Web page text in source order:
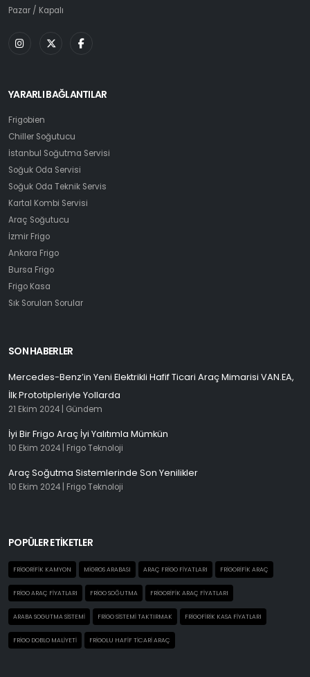
Pazar / Kapalı
YARARLI BAĞLANTILAR
Frigobien
Chiller Soğutucu
İstanbul Soğutma Servisi
Soğuk Oda Servisi
Soğuk Oda Teknik Servis
Kartal Kombi Servisi
Araç Soğutucu
İzmir Frigo
Ankara Frigo
Bursa Frigo
Frigo Kasa
Sık Sorulan Sorular
SON HABERLER
Mercedes-Benz’in Yeni Elektrikli Hafif Ticari Araç Mimarisi VAN.EA,
İlk Prototipleriyle Yollarda
21 Ekim 2024 | Gündem
İyi Bir Frigo Araç İyi Yalıtımla Mümkün
10 Ekim 2024 | Frigo Teknoloji
Araç Soğutma Sistemlerinde Son Yenilikler
10 Ekim 2024 | Frigo Teknoloji
POPÜLER ETİKETLER
FRIGORIFIK KAMYON MIGROS ARABASI ARAÇ FRIGO FIYATLARI FRIGORIFIK ARAÇ
FRIGO ARAÇ FIYATLARI FRIGO SOĞUTMA FRIGORIFIK ARAÇ FIYATLARI
ARABA SOGUTMA SISTEMI FRIGO SISTEMI TAKTIRMAK FRIGOFIRIK KASA FIYATLARI
FRIGO DOBLO MALIYETI FRIGOLU HAFIF TICARI ARAÇ